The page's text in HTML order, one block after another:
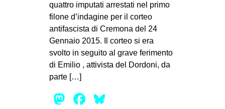
quattro imputati arrestati nel primo
filone d’indagine per il corteo
antifascista di Cremona del 24
Gennaio 2015. Il corteo si era
svolto in seguito al grave ferimento
di Emilio , attivista del Dordoni, da
parte […]
Mastodon
Facebook